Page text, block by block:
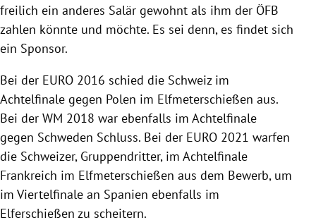
freilich ein anderes Salär gewohnt als ihm der ÖFB
zahlen könnte und möchte. Es sei denn, es findet sich
ein Sponsor.
Bei der EURO 2016 schied die Schweiz im
Achtelfinale gegen Polen im Elfmeterschießen aus.
Bei der WM 2018 war ebenfalls im Achtelfinale
gegen Schweden Schluss. Bei der EURO 2021 warfen
die Schweizer, Gruppendritter, im Achtelfinale
Frankreich im Elfmeterschießen aus dem Bewerb, um
im Viertelfinale an Spanien ebenfalls im
Elferschießen zu scheitern.